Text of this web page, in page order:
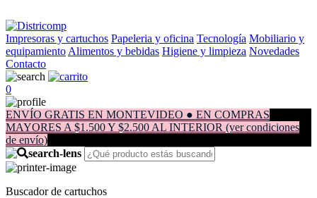
Impresoras y cartuchos Papeleria y oficina Tecnología Mobiliario y
equipamiento Alimentos y bebidas Higiene y limpieza Novedades
Contacto
0
ENVÍO GRATIS EN MONTEVIDEO ● EN COMPRAS
MAYORES A $1.500 Y $2.500 AL INTERIOR (ver condiciones
de envío)
Buscador de cartuchos